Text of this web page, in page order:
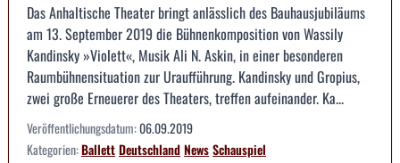
Das Anhaltische Theater bringt anlässlich des Bauhausjubiläums
am 13. September 2019 die Bühnenkomposition von Wassily
Kandinsky »Violett«, Musik Ali N. Askin, in einer besonderen
Raumbühnensituation zur Uraufführung. Kandinsky und Gropius,
zwei große Erneuerer des Theaters, treffen aufeinander. Ka...
Veröffentlichungsdatum:06.09.2019
Kategorien:BallettDeutschlandNewsSchauspiel